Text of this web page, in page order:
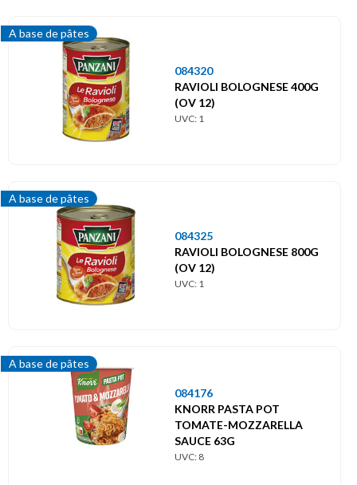
A base de pâtes
084320
RAVIOLI BOLOGNESE 400G
(OV 12)
UVC: 1
A base de pâtes
084325
RAVIOLI BOLOGNESE 800G
(OV 12)
UVC: 1
A base de pâtes
084176
KNORR PASTA POT
TOMATE-MOZZARELLA
SAUCE 63G
UVC: 8